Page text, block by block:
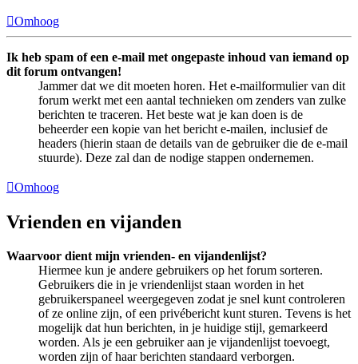
Omhoog
Ik heb spam of een e-mail met ongepaste inhoud van iemand op
dit forum ontvangen!
Jammer dat we dit moeten horen. Het e-mailformulier van dit
forum werkt met een aantal technieken om zenders van zulke
berichten te traceren. Het beste wat je kan doen is de
beheerder een kopie van het bericht e-mailen, inclusief de
headers (hierin staan de details van de gebruiker die de e-mail
stuurde). Deze zal dan de nodige stappen ondernemen.
Omhoog
Vrienden en vijanden
Waarvoor dient mijn vrienden- en vijandenlijst?
Hiermee kun je andere gebruikers op het forum sorteren.
Gebruikers die in je vriendenlijst staan worden in het
gebruikerspaneel weergegeven zodat je snel kunt controleren
of ze online zijn, of een privébericht kunt sturen. Tevens is het
mogelijk dat hun berichten, in je huidige stijl, gemarkeerd
worden. Als je een gebruiker aan je vijandenlijst toevoegt,
worden zijn of haar berichten standaard verborgen.